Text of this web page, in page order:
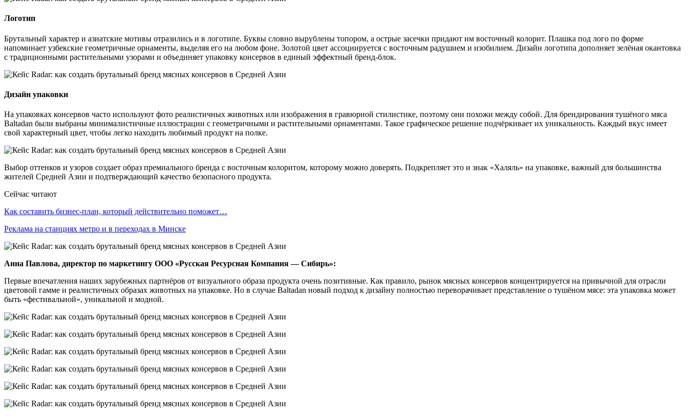
Логотип
Брутальный характер и азиатские мотивы отразились и в логотипе. Буквы словно вырублены топором, а острые засечки придают им восточный колорит. Плашка под лого по форме
напоминает узбекские геометричные орнаменты, выделяя его на любом фоне. Золотой цвет ассоциируется с восточным радушием и изобилием. Дизайн логотипа дополняет зелёная окантовка
с традиционными растительными узорами и объединяет упаковку консервов в единый эффектный бренд-блок.
Дизайн упаковки
На упаковках консервов часто используют фото реалистичных животных или изображения в гравюрной стилистике, поэтому они похожи между собой. Для брендирования тушёного мяса
Baltadan были выбраны минималистичные иллюстрации с геометричными и растительными орнаментами. Такое графическое решение подчёркивает их уникальность. Каждый вкус имеет
свой характерный цвет, чтобы легко находить любимый продукт на полке.
Выбор оттенков и узоров создает образ премиального бренда с восточным колоритом, которому можно доверять. Подкрепляет это и знак «Халяль» на упаковке, важный для большинства
жителей Средней Азии и подтверждающий качество безопасного продукта.
Сейчас читают
Как составить бизнес-план, который действительно поможет…
Реклама на станциях метро и в переходах в Минске
Анна Павлова, директор по маркетингу ООО «Русская Ресурсная Компания — Сибирь»:
Первые впечатления наших зарубежных партнёров от визуального образа продукта очень позитивные. Как правило, рынок мясных консервов концентрируется на привычной для отрасли
цветовой гамме и реалистичных образах животных на упаковке. Но в случае Baltadan новый подход к дизайну полностью переворачивает представление о тушёном мясе: эта упаковка может
быть «фестивальной», уникальной и модной.